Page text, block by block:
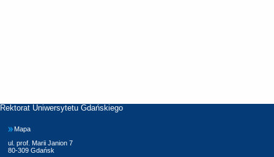
Rektorat Uniwersytetu Gdańskiego
Mapa
ul. prof. Marii Janion 7
80-309 Gdańsk